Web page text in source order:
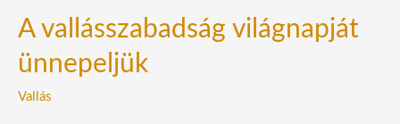
A vallásszabadság világnapját
ünnepeljük
Vallás